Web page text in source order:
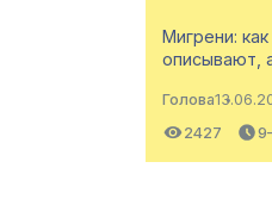
Мигрени:
описывают,
Голова
2427